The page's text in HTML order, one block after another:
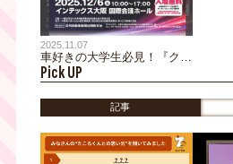
2025.11.07
車好きの大学生必見！『クル
マ好きなら、自動車販売業
界 インターンシップフェア
～自動車業界で働こう！業界
研究フェス～』がインテック
ョー』と同時開催！
Pick UP
記事